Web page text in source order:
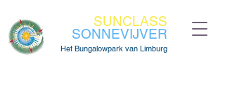
SUNCLASS
SONNEVIJVER
Het Bungalowpark van Limburg